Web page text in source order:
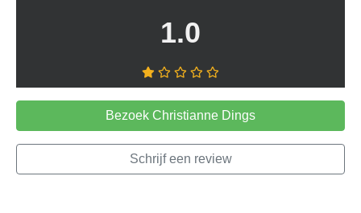
1.0
Bezoek Christianne Dings
Schrijf een review